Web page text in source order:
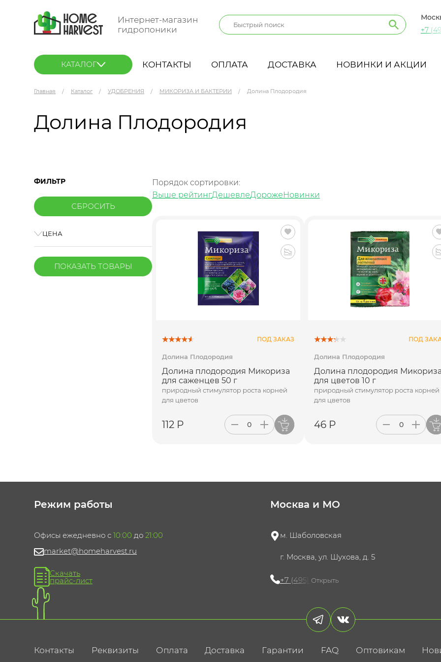
Интернет-магазин
гидропоники
+7
КАТАЛОГ КОНТАКТЫ ОПЛАТА ДОСТАВКА НОВИНКИ И АКЦИИ
Главная Каталог УДОБРЕНИЯ МИКОРИЗА И БАКТЕРИИ Долина Плодородия
Долина Плодородия
ФИЛЬТР
ЦЕНА
ПОКАЗАТЬ ТОВАРЫ
Порядок сортировки:
Выше рейтингДешевлеДорожеНовинки
ПОД ЗАКАЗ
Долина Плодородия
Долина плодородия Микориза
для саженцев 50 г
природный стимулятор роста корней
для цветов
112 Р
ПОД
Долина Плодородия
Долина плодородия
для цветов 10 г
природный стимулятор роста корней
для цветов
46 Р
Режим работы
Офисы ежедневно с 10:00 до 21:00
market@homeharvest.ru
Скачать
прайс-лист
Москва и МО
м. Шаболовская
г. Москва, ул. Шухова, д. 5
+7 (495) 721-60-15
Открыть
Контакты Реквизиты Оплата Доставка Гарантии FAQ Оптовикам